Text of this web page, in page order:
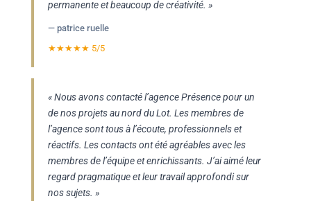
permanente et beaucoup de créativité. »
— patrice ruelle
★★★★★ 5/5
« Nous avons contacté l’agence Présence pour un
de nos projets au nord du Lot. Les membres de
l’agence sont tous à l’écoute, professionnels et
réactifs. Les contacts ont été agréables avec les
membres de l’équipe et enrichissants. J’ai aimé leur
regard pragmatique et leur travail approfondi sur
nos sujets. »